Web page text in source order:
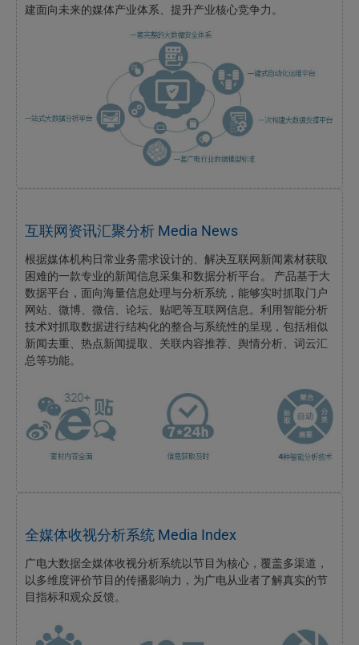
建面向未来的媒体产业体系、提升产业核心竞争力。
互联网资讯汇聚分析 Media News
根据媒体机构日常业务需求设计的、解决互联网新闻素材获取
困难的一款专业的新闻信息采集和数据分析平台。 产品基于大
数据平台，面向海量信息处理与分析系统，能够实时抓取门户
网站、微博、微信、论坛、贴吧等互联网信息。利用智能分析
技术对抓取数据进行结构化的整合与系统性的呈现，包括相似
新闻去重、热点新闻提取、关联内容推荐、舆情分析、词云汇
总等功能。
全媒体收视分析系统 Media Index
广电大数据全媒体收视分析系统以节目为核心，覆盖多渠道，
以多维度评价节目的传播影响力，为广电从业者了解真实的节
目指标和观众反馈。